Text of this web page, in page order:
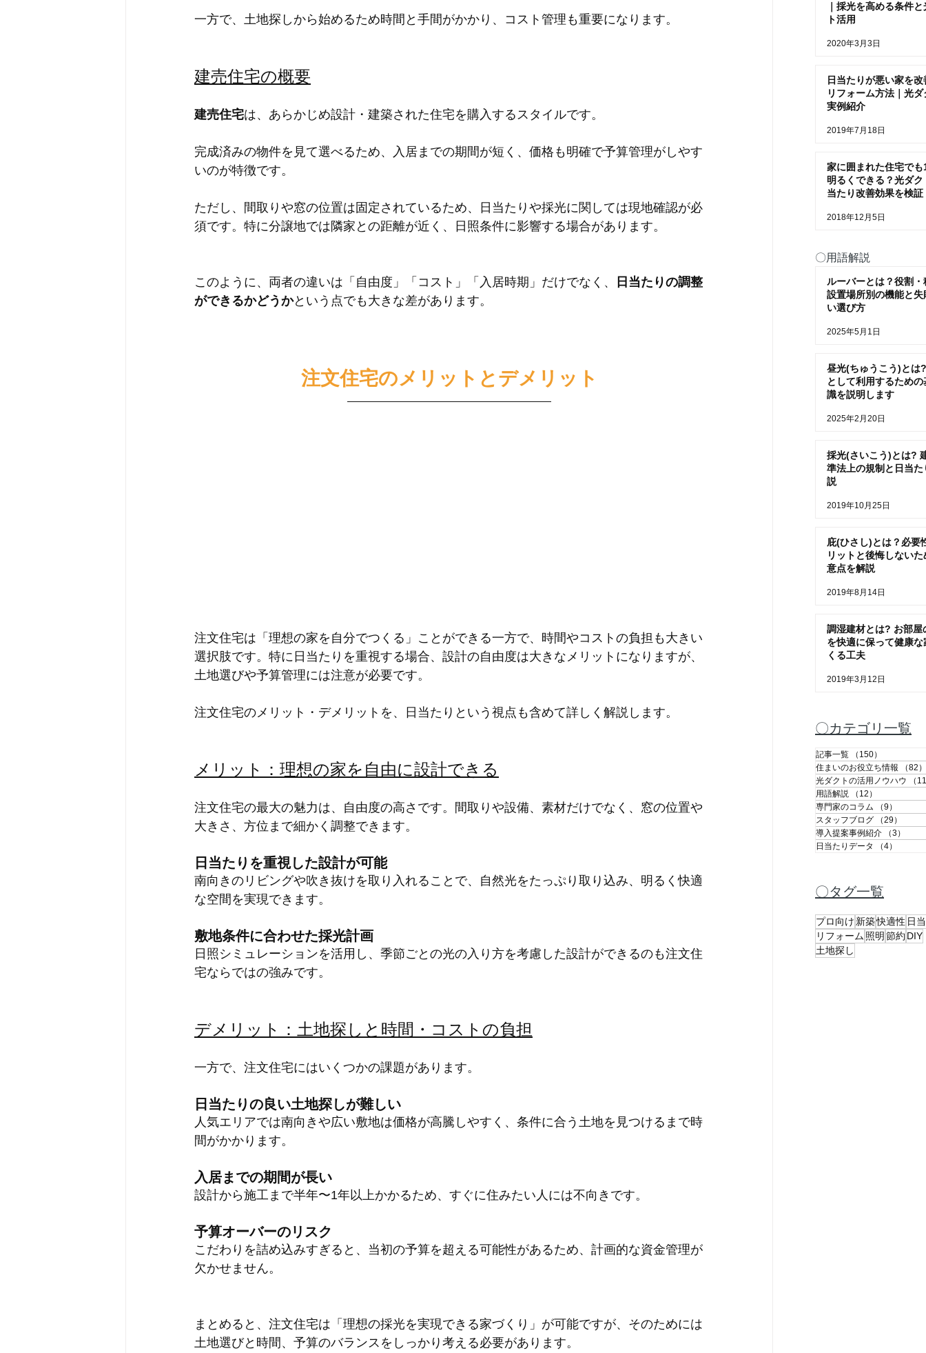
一方で、土地探しから始めるため時間と手間がかかり、コスト管理も重要になります。
建売住宅の概要
建売住宅は、あらかじめ設計・建築された住宅を購入するスタイルです。
完成済みの物件を見て選べるため、入居までの期間が短く、価格も明確で予算管理がしやす
いのが特徴です。
ただし、間取りや窓の位置は固定されているため、日当たりや採光に関しては現地確認が必
須です。特に分譲地では隣家との距離が近く、日照条件に影響する場合があります。
このように、両者の違いは「自由度」「コスト」「入居時期」だけでなく、
日当たりの調整
ができるかどうかという点でも大きな差があります。
注文住宅のメリットとデメリット
注文住宅は「理想の家を自分でつくる」ことができる一方で、時間やコストの負担も大きい
選択肢です。特に日当たりを重視する場合、設計の自由度は大きなメリットになりますが、
土地選びや予算管理には注意が必要です。
注文住宅のメリット・デメリットを、日当たりという視点も含めて詳しく解説します。
メリット：理想の家を自由に設計できる
注文住宅の最大の魅力は、自由度の高さです。間取りや設備、素材だけでなく、窓の位置や
大きさ、方位まで細かく調整できます。
日当たりを重視した設計が可能
南向きのリビングや吹き抜けを取り入れることで、自然光をたっぷり取り込み、明るく快適
な空間を実現できます。
敷地条件に合わせた採光計画
日照シミュレーションを活用し、季節ごとの光の入り方を考慮した設計ができるのも注文住
宅ならではの強みです。
デメリット：土地探しと時間・コストの負担
一方で、注文住宅にはいくつかの課題があります。
日当たりの良い土地探しが難しい
人気エリアでは南向きや広い敷地は価格が高騰しやすく、条件に合う土地を見つけるまで時
間がかかります。
入居までの期間が長い
設計から施工まで半年〜1年以上かかるため、すぐに住みたい人には不向きです。
予算オーバーのリスク
こだわりを詰め込みすぎると、当初の予算を超える可能性があるため、計画的な資金管理が
欠かせません。
まとめると、注文住宅は「理想の採光を実現できる家づくり」が可能ですが、そのためには
土地選びと時間、予算のバランスをしっかり考える必要があります。
｜採光を高める条件
ト活用
2020年3月3日
日当たりが悪い家を改
リフォーム方法｜光ダ
実例紹介
2019年7月18日
家に囲まれた住宅でも
明るくできる？光ダク
当たり改善効果を検証
2018年12月5日
〇用語解説
ルーバーとは？役割・
設置場所別の機能と失
い選び方
2025年5月1日
昼光(ちゅうこう)とは
として利用するための
識を説明します
2025年2月20日
採光(さいこう)とは?
準法上の規制と日当た
説
2019年10月25日
庇(ひさし)とは？必要
リットと後悔しないた
意点を解説
2019年8月14日
調湿建材とは? お部屋
を快適に保って健康な
くる工夫
2019年3月12日
〇カテゴリ一覧
記事一覧 （150）
住まいのお役立ち情報
（82）
光ダクトの活用ノウハウ
（
用語解説
（12）
専門家のコラム
（9）
スタッフブログ
（29）
導入提案事例紹介
（3）
日当たりデータ
（4）
〇タグ一覧
プロ向け 新築快適性 日
リフォーム 照明 節約 DIY
土地探し